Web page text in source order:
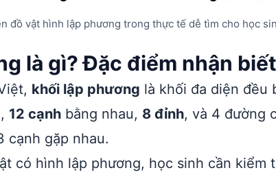
đồ vật hình lập phương trong thực tế dễ tìm cho học
là gì? Đặc điểm nhận biết
khối lập phương là khối đa diện đều
12 cạnh bằng nhau, 8 đỉnh, và 4 đường
cạnh gặp nhau.
có hình lập phương, học sinh cần kiểm